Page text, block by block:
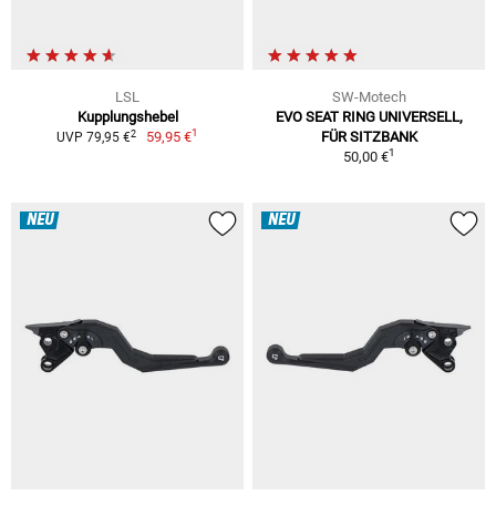
LSL
Kupplungshebel
UVP 79,95 €2 59,95 €1
SW-Motech
EVO SEAT RING UNIVERSELL,
FÜR SITZBANK
50,00 €1
NEU NEU